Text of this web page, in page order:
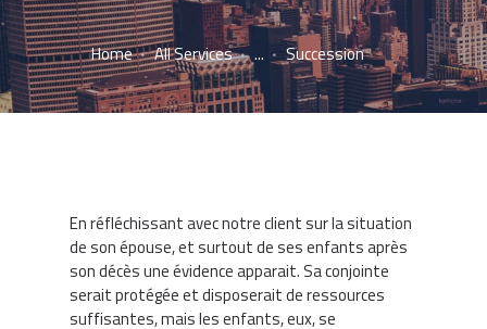
Home All Services ... Succession
En réfléchissant avec notre client sur la situation
de son épouse, et surtout de ses enfants après
son décès une évidence apparait. Sa conjointe
serait protégée et disposerait de ressources
suffisantes, mais les enfants, eux, se